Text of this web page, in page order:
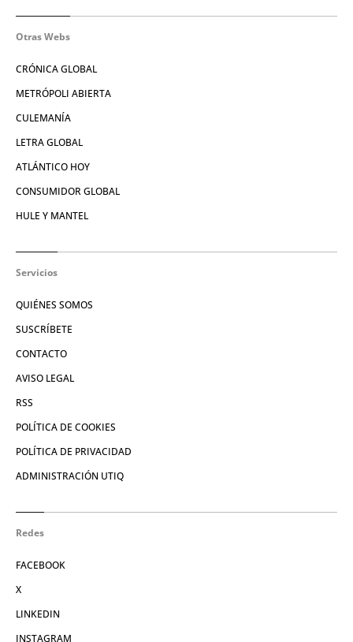
Otras Webs
CRÓNICA GLOBAL
METRÓPOLI ABIERTA
CULEMANÍA
LETRA GLOBAL
ATLÁNTICO HOY
CONSUMIDOR GLOBAL
HULE Y MANTEL
Servicios
QUIÉNES SOMOS
SUSCRÍBETE
CONTACTO
AVISO LEGAL
RSS
POLÍTICA DE COOKIES
POLÍTICA DE PRIVACIDAD
ADMINISTRACIÓN UTIQ
Redes
FACEBOOK
X
LINKEDIN
INSTAGRAM